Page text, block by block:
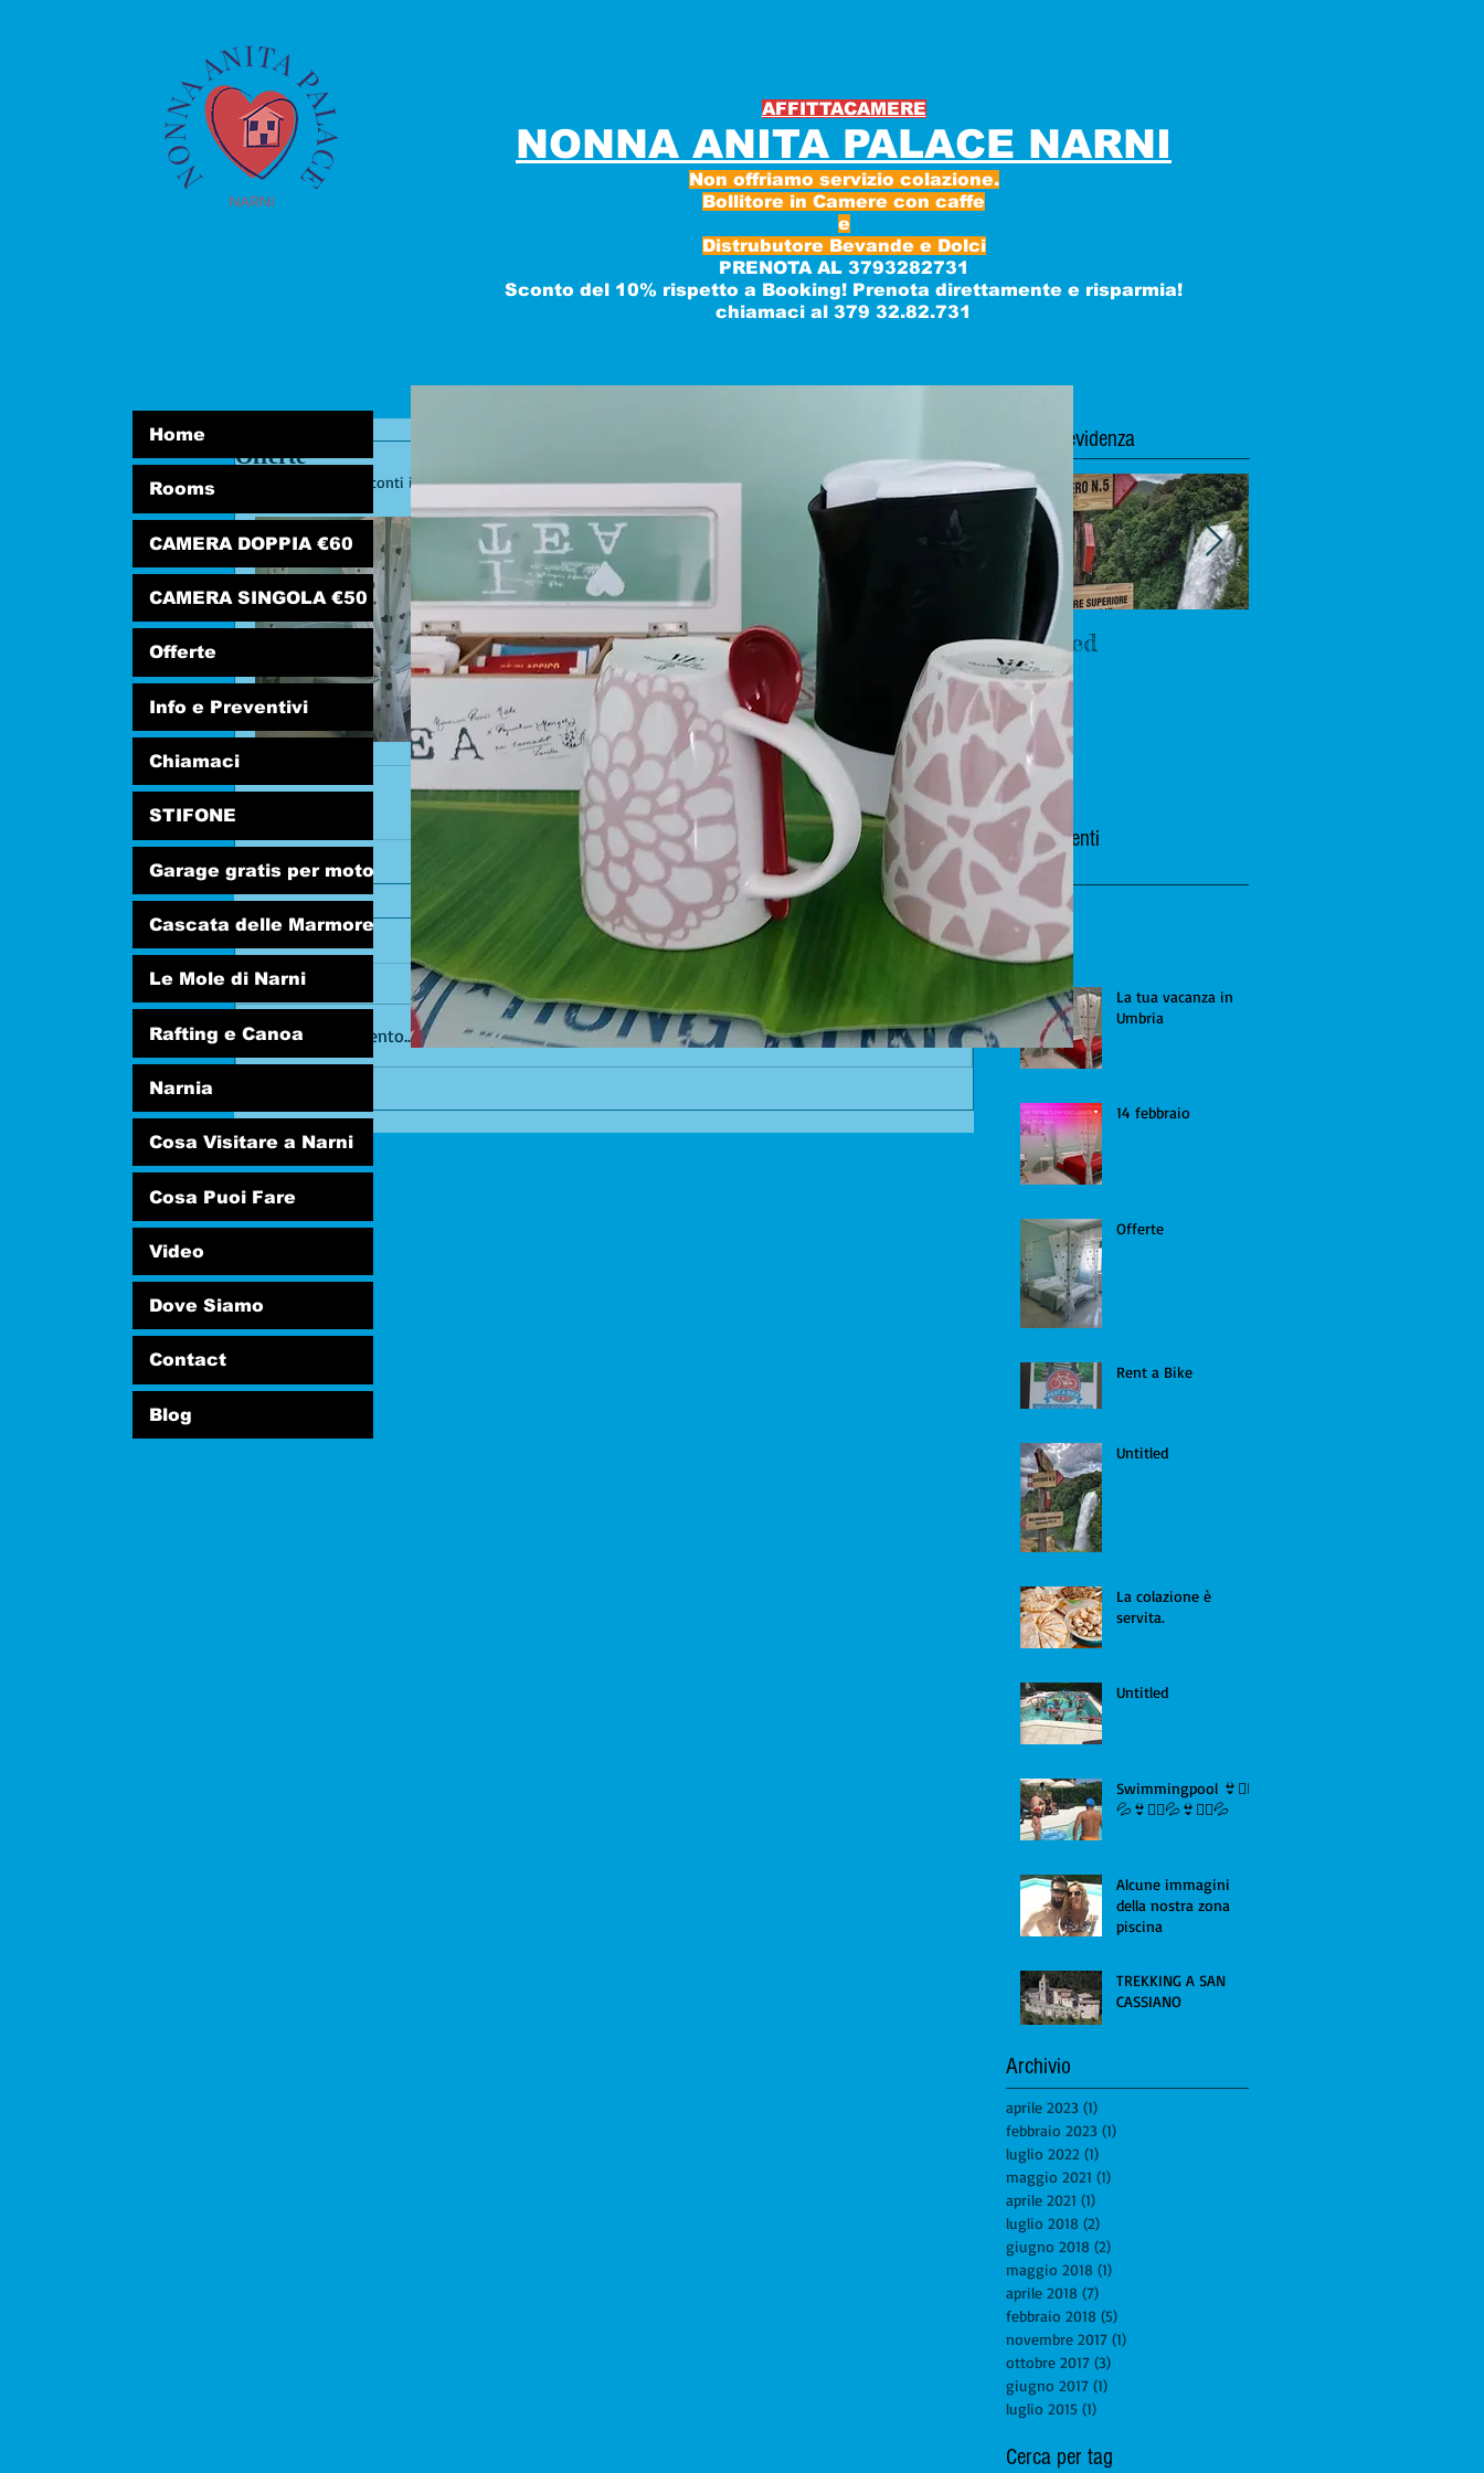
AFFITTACAMERE
NONNA ANITA PALACE NARNI
Non offriamo servizio colazione.
Bollitore in Camere con caffe
e
Distrubutore Bevande e Dolci
PRENOTA AL 3793282731
Sconto del 10% rispetto a Booking! Prenota direttamente e risparmia!
chiamaci al 379 32.82.731
Offerte
Approfitta degli sconti infrasettimanali
Commenti
Scrivi un commento...
Post in evidenza
Untitled
Post recenti
La tua vacanza in
Umbria
14 febbraio
Offerte
Rent a Bike
Untitled
La colazione è
servita.
Untitled
Swimmingpool 👙🏊‍♂️
💦👙🏊‍♂️💦👙🏊‍♂️💦
Alcune immagini
della nostra zona
piscina
TREKKING A SAN
CASSIANO
Archivio
aprile 2023 (1)
febbraio 2023 (1)
luglio 2022 (1)
maggio 2021 (1)
aprile 2021 (1)
luglio 2018 (2)
giugno 2018 (2)
maggio 2018 (1)
aprile 2018 (7)
febbraio 2018 (5)
novembre 2017 (1)
ottobre 2017 (3)
giugno 2017 (1)
luglio 2015 (1)
Cerca per tag
Home
Rooms
CAMERA DOPPIA €60
CAMERA SINGOLA €50
Offerte
Info e Preventivi
Chiamaci
STIFONE
Garage gratis per moto
Cascata delle Marmore
Le Mole di Narni
Rafting e Canoa
Narnia
Cosa Visitare a Narni
Cosa Puoi Fare
Video
Dove Siamo
Contact
Blog